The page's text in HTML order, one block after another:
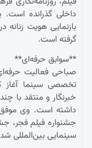
داخلی گذرانده است.
بازنمایی هویت زنانه
گرفته است.
**سوابق حرفه‌ای**
تخصصی سینما آغاز
خبرنگار و منتقد با
داشته است. وی
جشنواره فیلم فجر،
سینمایی بین‌المللی